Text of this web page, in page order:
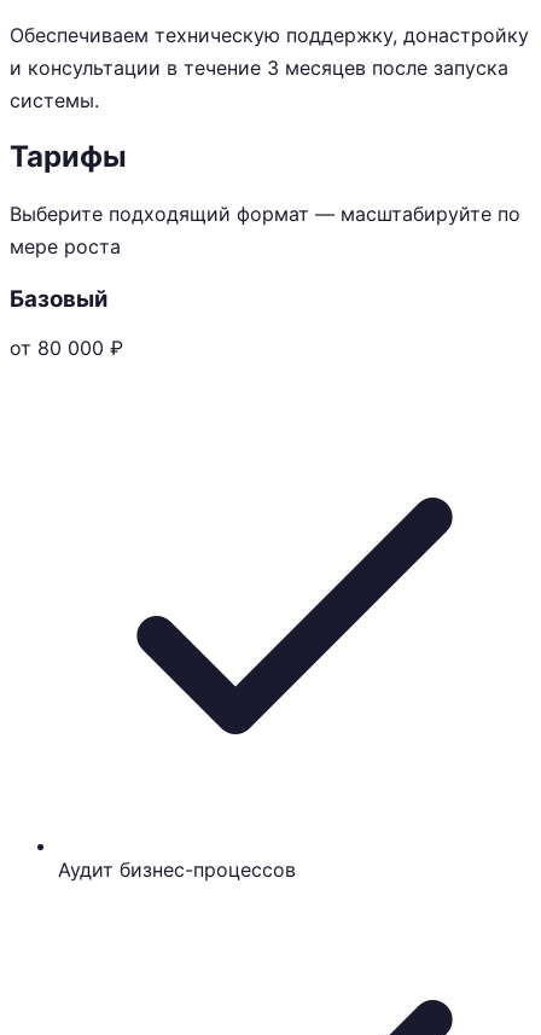
Обеспечиваем техническую поддержку, донастройку
и консультации в течение 3 месяцев после запуска
системы.
Тарифы
Выберите подходящий формат — масштабируйте по
мере роста
Базовый
от 80 000 ₽
Аудит бизнес-процессов